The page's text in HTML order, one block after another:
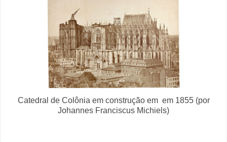
Catedral de Colônia em construção em em 1855 (por
Johannes Franciscus Michiels)